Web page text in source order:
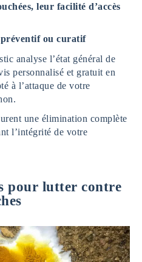
leur facilité d’accès
ou curatif
analyse l’état général de
personnalisé et gratuit en
à l’attaque de votre
une élimination complète
l’intégrité de votre
pour lutter contre